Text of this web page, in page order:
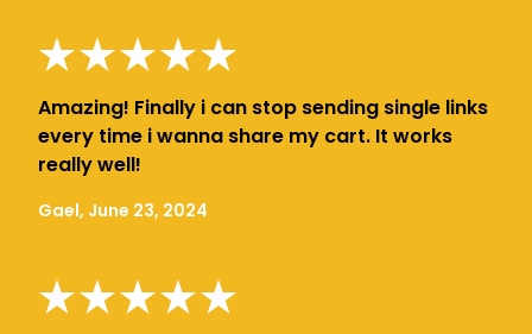
Amazing! Finally i can stop sending single links
every time i wanna share my cart. It works
really well!
Gael, June 23, 2024